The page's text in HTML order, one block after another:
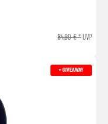
84,90 € *UVP
+ GIVEAWAY